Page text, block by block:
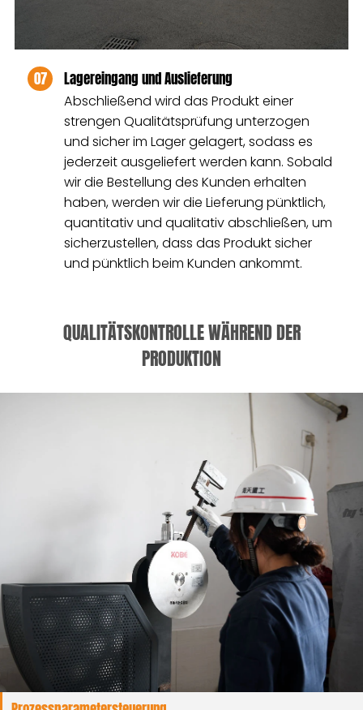
07 Lagereingang und Auslieferung
Abschließend wird das Produkt einer
strengen Qualitätsprüfung unterzogen
und sicher im Lager gelagert, sodass es
jederzeit ausgeliefert werden kann. Sobald
wir die Bestellung des Kunden erhalten
haben, werden wir die Lieferung pünktlich,
quantitativ und qualitativ abschließen, um
sicherzustellen, dass das Produkt sicher
und pünktlich beim Kunden ankommt.
QUALITÄTSKONTROLLE WÄHREND DER
PRODUKTION